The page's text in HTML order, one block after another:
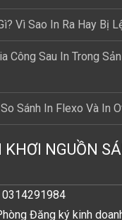
Vì Sao In Ra Hay Bị
Công Sau In Trong
Sánh In Flexo Và In
NGUỒN
0314291984
Đăng ký kinh